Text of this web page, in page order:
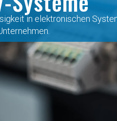
in elektronischen